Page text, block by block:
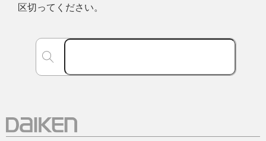
区切ってください。